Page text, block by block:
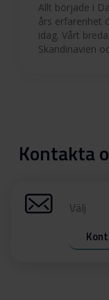
Allt började i
års erfarenhet
idag. Vårt
Skandinavien
Kontakta
Välj